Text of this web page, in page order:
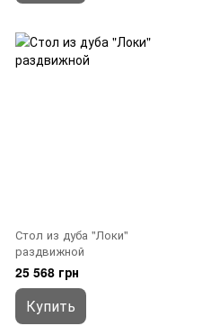
Стол из дуба "Локи"
раздвижной
25 568 грн
Купить